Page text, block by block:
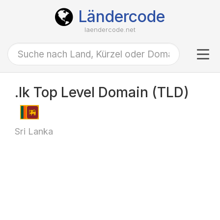
Ländercode
laendercode.net
.lk Top Level Domain (TLD)
Sri Lanka